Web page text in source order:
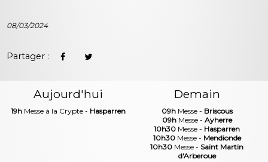
08/03/2024
Partager :
Aujourd'hui
19h Messe à la Crypte - Hasparren
Demain
09hMesse - Briscous
09hMesse - Ayherre
10h30 Messe - Hasparren
10h30Messe - Mendionde
10h30 Messe - Saint Martin
d'Arberoue